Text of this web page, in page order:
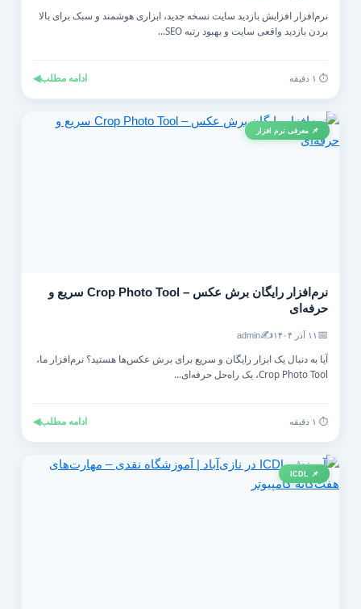
نرم‌افزار افزایش بازدید سایت نسخه جدید، ابزاری هوشمند و سبک برای بالا
بردن بازدید واقعی سایت و بهبود رتبه SEO...
ادامه مطلب◀
📌 معرفی نرم افزار
نرم‌افزار رایگان برش عکس – Crop Photo Tool سریع و
حرفه‌ای
۱۱ آذر ۱۴۰۴ ✍️
admin
آیا به دنبال یک ابزار رایگان و سریع برای برش عکس‌ها هستید؟ نرم‌افزار ما،
Crop Photo Tool، یک راه‌حل حرفه‌ای...
ادامه مطلب◀
📌 ICDL